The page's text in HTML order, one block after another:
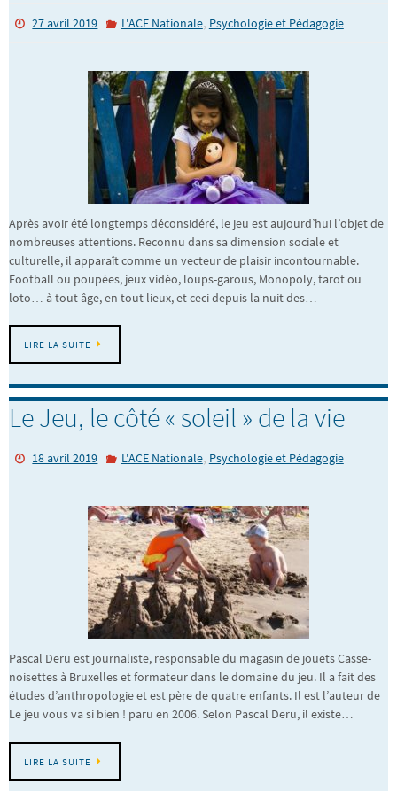
27 avril 2019 L'ACE Nationale, Psychologie et Pédagogie
Après avoir été longtemps déconsidéré, le jeu est aujourd’hui l’objet de
nombreuses attentions. Reconnu dans sa dimension sociale et
culturelle, il apparaît comme un vecteur de plaisir incontournable.
Football ou poupées, jeux vidéo, loups-garous, Monopoly, tarot ou
loto… à tout âge, en tout lieux, et ceci depuis la nuit des…
LIRE LA SUITE
Le Jeu, le côté « soleil » de la vie
18 avril 2019 L'ACE Nationale, Psychologie et Pédagogie
Pascal Deru est journaliste, responsable du magasin de jouets Casse-
noisettes à Bruxelles et formateur dans le domaine du jeu. Il a fait des
études d’anthropologie et est père de quatre enfants. Il est l’auteur de
Le jeu vous va si bien ! paru en 2006. Selon Pascal Deru, il existe…
LIRE LA SUITE